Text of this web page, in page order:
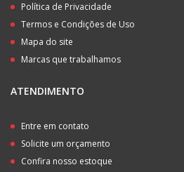
Política de Privacidade
Termos e Condições de Uso
Mapa do site
Marcas que trabalhamos
ATENDIMENTO
Entre em contato
Solicite um orçamento
Confira nosso estoque